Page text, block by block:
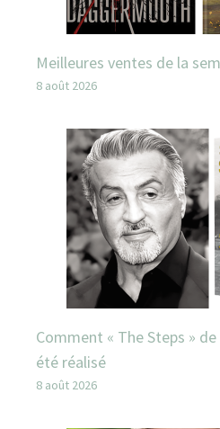
Meilleures ventes de la
8 août 2026
Comment « The Steps »
été réalisé
8 août 2026